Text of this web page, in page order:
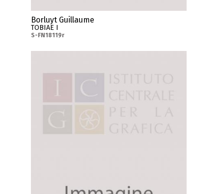
Borluyt Guillaume
TOBIAE I
S-FN18119r